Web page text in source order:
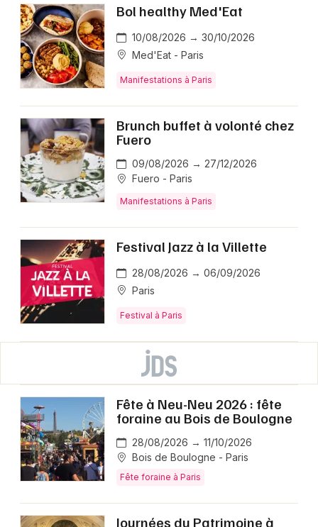
Bol healthy Med'Eat
10/08/2026 → 30/10/2026
Med'Eat - Paris
Manifestations à Paris
Brunch buffet à volonté chez
Fuero
09/08/2026 → 27/12/2026
Fuero - Paris
Manifestations à Paris
Festival Jazz à la Villette
28/08/2026 → 06/09/2026
Paris
Festival à Paris
Fête à Neu-Neu 2026 : fête
foraine au Bois de Boulogne
28/08/2026 → 11/10/2026
Bois de Boulogne - Paris
Fête foraine à Paris
Journées du Patrimoine à